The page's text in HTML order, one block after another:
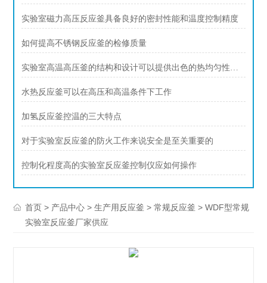
实验室磁力高压反应釜具备良好的密封性能和温度控制精度
如何提高不锈钢反应釜的检修质量
实验室高温高压釜的结构和设计可以提供出色的热均匀性和压力稳定性
水热反应釜可以在高压和高温条件下工作
加氢反应釜控温的三大特点
对于实验室反应釜的防火工作来说安全是至关重要的
控制化程度高的实验室反应釜控制仪应如何操作
首页 > 产品中心 >生产用反应釜 >常规反应釜 > WDF型常规
实验室反应釜厂家供应